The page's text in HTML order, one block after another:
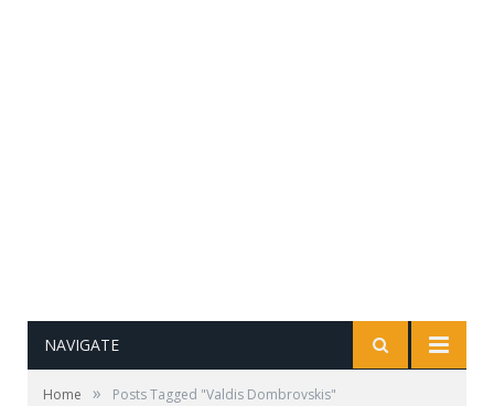
NAVIGATE
Home » Posts Tagged "Valdis Dombrovskis"